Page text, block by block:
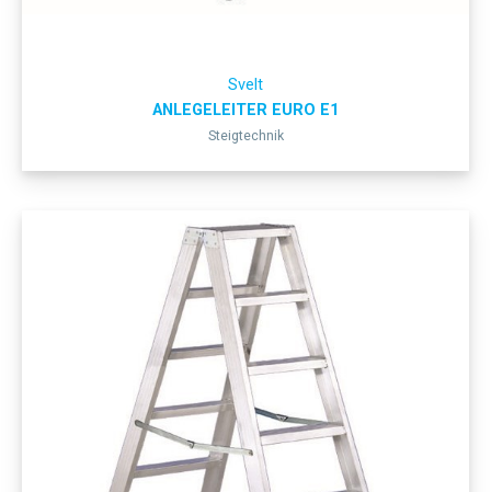
Svelt
ANLEGELEITER EURO E1
Steigtechnik